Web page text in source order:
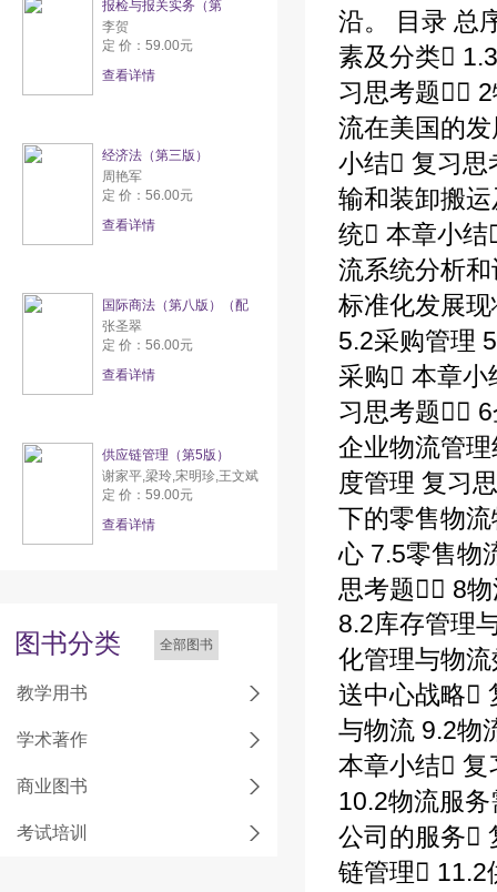
报检与报关实务（第
李贺
定 价：59.00元
查看详情
经济法（第三版）
周艳军
定 价：56.00元
查看详情
国际商法（第八版）（配
张圣翠
定 价：56.00元
查看详情
供应链管理（第5版）
谢家平,梁玲,宋明珍,王文斌
定 价：59.00元
查看详情
图书分类 全部图书
教学用书
学术著作
商业图书
考试培训
沿。 目录 总
素及分类
习思考题
流在美国的
小结 复习思
输和装卸搬
统 本章小结
流系统分析
标准化发展
5.2采购管理
采购 本章
习思考题
企业物流管
度管理 复习
下的零售物
心 7.5零售物
思考题 8
8.2库存管理
化管理与物
送中心战略
与物流 9.2物
本章小结 复
10.2物流服
公司的服务
链管理 11.2